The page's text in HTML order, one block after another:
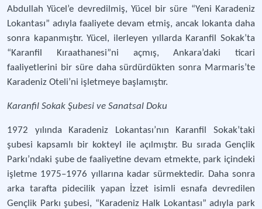
Abdullah Yücel’e devredilmiş, Yücel bir süre “Yeni Karadeniz
Lokantası” adıyla faaliyete devam etmiş, ancak lokanta daha
sonra kapanmıştır. Yücel, ilerleyen yıllarda Karanfil Sokak’ta
“Karanfil Kıraathanesi”ni açmış, Ankara’daki ticari
faaliyetlerini bir süre daha sürdürdükten sonra Marmaris’te
Karadeniz Oteli’ni işletmeye başlamıştır.
Karanfil Sokak Şubesi ve Sanatsal Doku
1972 yılında Karadeniz Lokantası’nın Karanfil Sokak’taki
şubesi kapsamlı bir kokteyl ile açılmıştır. Bu sırada Gençlik
Parkı’ndaki şube de faaliyetine devam etmekte, park içindeki
işletme 1975–1976 yıllarına kadar sürmektedir. Daha sonra
arka tarafta pidecilik yapan İzzet isimli esnafa devredilen
Gençlik Parkı şubesi, “Karadeniz Halk Lokantası” adıyla park